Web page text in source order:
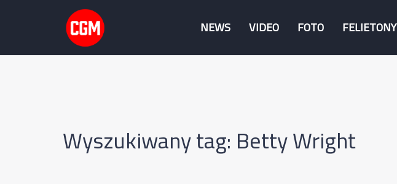
NEWS VIDEO FOTO FELIETONY
Wyszukiwany tag: Betty Wright